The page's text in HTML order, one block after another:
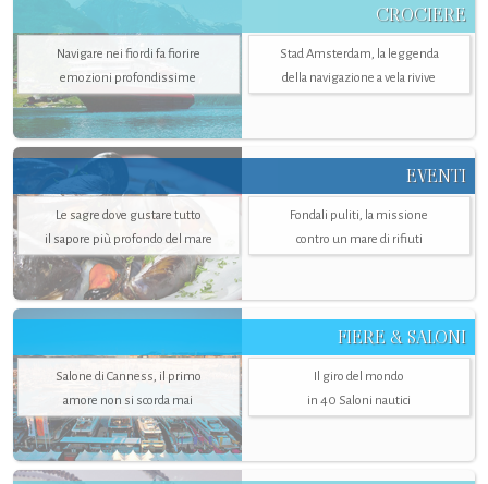
CROCIERE
Navigare nei fiordi fa fiorire
emozioni profondissime
Stad Amsterdam, la leggenda
della navigazione a vela rivive
EVENTI
Le sagre dove gustare tutto
il sapore più profondo del mare
Fondali puliti, la missione
contro un mare di rifiuti
FIERE & SALONI
Salone di Canness, il primo
amore non si scorda mai
Il giro del mondo
in 40 Saloni nautici